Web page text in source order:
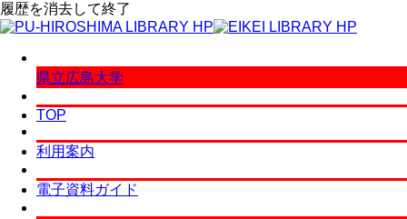
履歴を消去して終了
県立広島大学
TOP
利用案内
電子資料ガイド